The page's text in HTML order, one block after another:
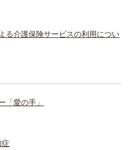
る介護保険サービスの利用につい
「愛の手」
症